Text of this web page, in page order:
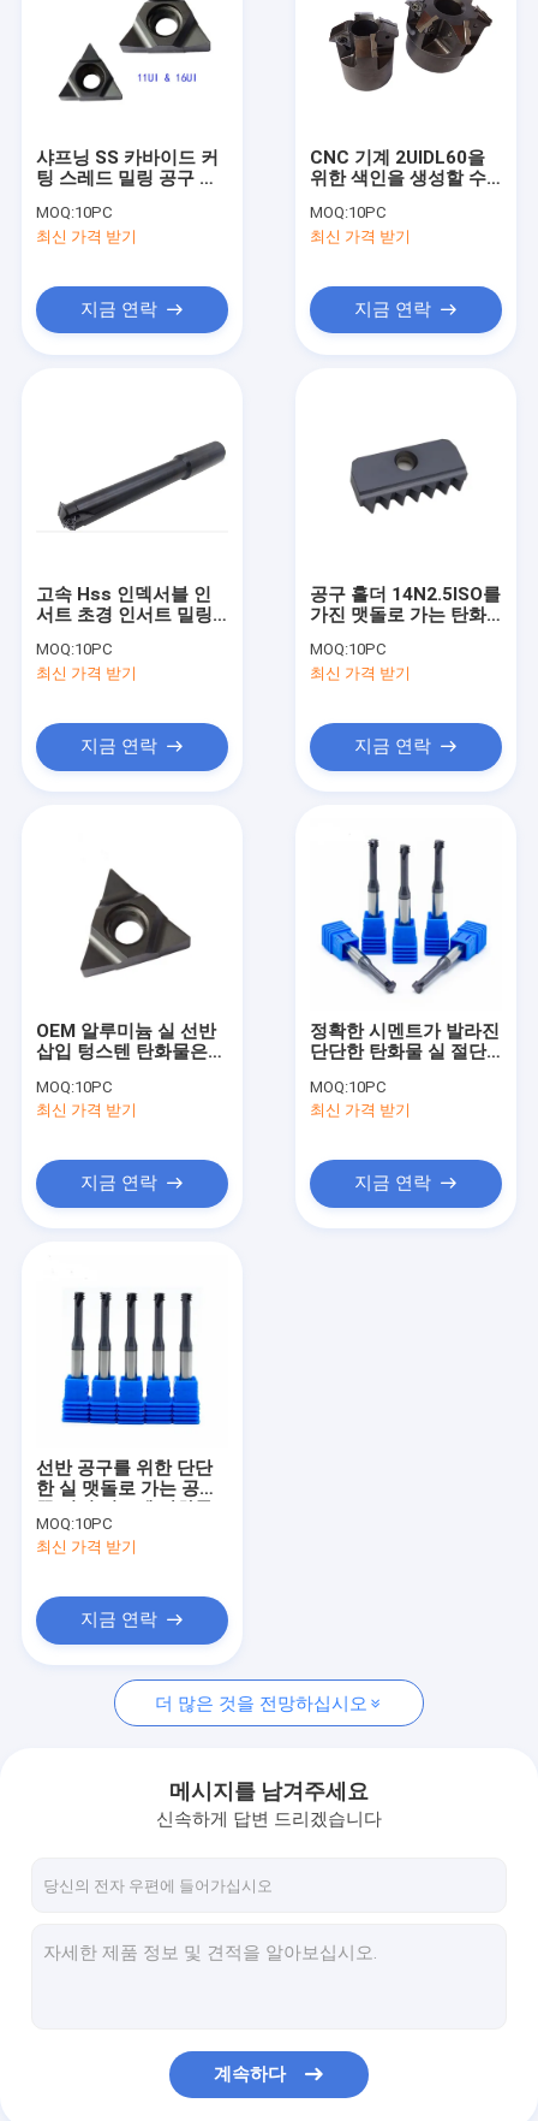
회사 소개
공장 투어
뉴스
모든 케이스
카바이드 스레딩 인서트
텅스텐 카바이드 인서트
나사 밀링 도구
API 스레딩 삽입
카바이드 터닝 인서트
카바이드 인서트 절단 도구
선반 카바이드 도구 홀더
와이어 스레드 삽입물
샤프닝 SS 카바이드 커
팅 스레드 밀링 공구 인
MOQ:10PC
최신 가격 받기
지금 연락
CNC 기계 2UIDL60을
위한 색인을 생성할 수
가는 공구 삽입
MOQ:10PC
최신 가격 받기
지금 연락
고속 Hss 인덱서블 인
서트 초경 인서트 밀링
MOQ:10PC
최신 가격 받기
지금 연락
공구 홀더 14N2.5ISO를
가진 맷돌로 가는 탄화
반 ISO
MOQ:10PC
최신 가격 받기
지금 연락
OEM 알루미늄 실 선반
삽입 텅스텐 탄화물은
합니다
MOQ:10PC
최신 가격 받기
지금 연락
정확한 시멘트가 발라진
단단한 탄화물 실 절단
가는 3개의 이
MOQ:10PC
최신 가격 받기
지금 연락
선반 공구를 위한 단단
한 실 맷돌로 가는 공구
끝
MOQ:10PC
최신 가격 받기
지금 연락
더 많은 것을 전망하십시오
메시지를 남겨주세요
신속하게 답변 드리겠습니다
계속하다